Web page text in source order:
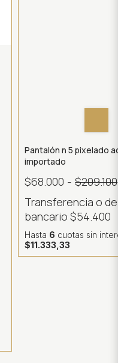
Pantalón n 5 pixelado
importado
$68.000 - $209.100
Transferencia o
bancario$54.400
Hasta 6 cuotas sin
$11.333,33